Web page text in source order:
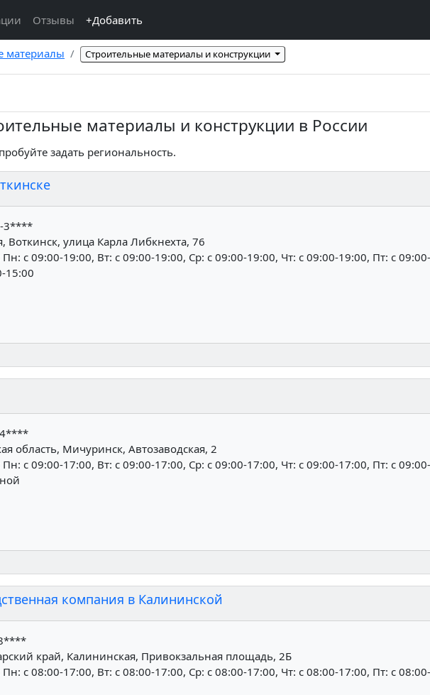
Отзывы +Добавить
материалы Строительные материалы и конструкции
материалы и конструкции в России
задать региональность.
3****
Воткинск, улица Карла Либкнехта, 76
Пн: c 09:00-19:00, Вт: c 09:00-19:00, Ср: c 09:00-19:00, Чт: c 09:00-19:00, Пт: c
15:00
4****
область, Мичуринск, Автозаводская, 2
Пн: c 09:00-17:00, Вт: c 09:00-17:00, Ср: c 09:00-17:00, Чт: c 09:00-17:00, Пт: c
компания в Калининской
край, Калининская, Привокзальная площадь, 2Б
Пн: c 08:00-17:00, Вт: c 08:00-17:00, Ср: c 08:00-17:00, Чт: c 08:00-17:00, Пт: c